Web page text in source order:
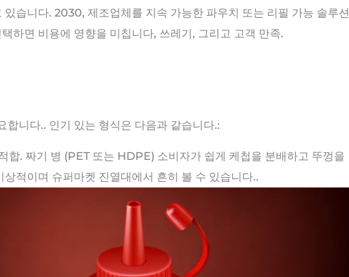
습니다. 2030, 제조업체를 지속 가능한 파우치 또는 리필 가능 솔루션
하면 비용에 영향을 미칩니다, 쓰레기, 그리고 고객 만족.
니다.. 인기 있는 형식은 다음과 같습니다.:
합. 짜기 병 (PET 또는 HDPE) 소비자가 쉽게 케첩을 분배하고 뚜껑을
적이며 슈퍼마켓 진열대에서 흔히 볼 수 있습니다..